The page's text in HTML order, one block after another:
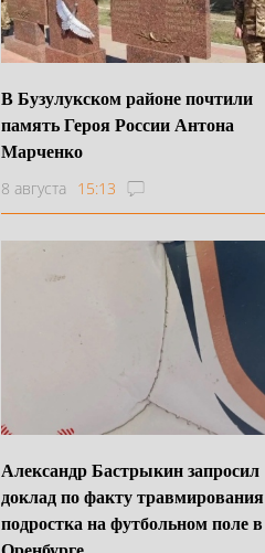
В Бузулукском районе почтили
память Героя России Антона
Марченко
8 августа 15:13
Александр Бастрыкин запросил
доклад по факту травмирования
подростка на футбольном поле в